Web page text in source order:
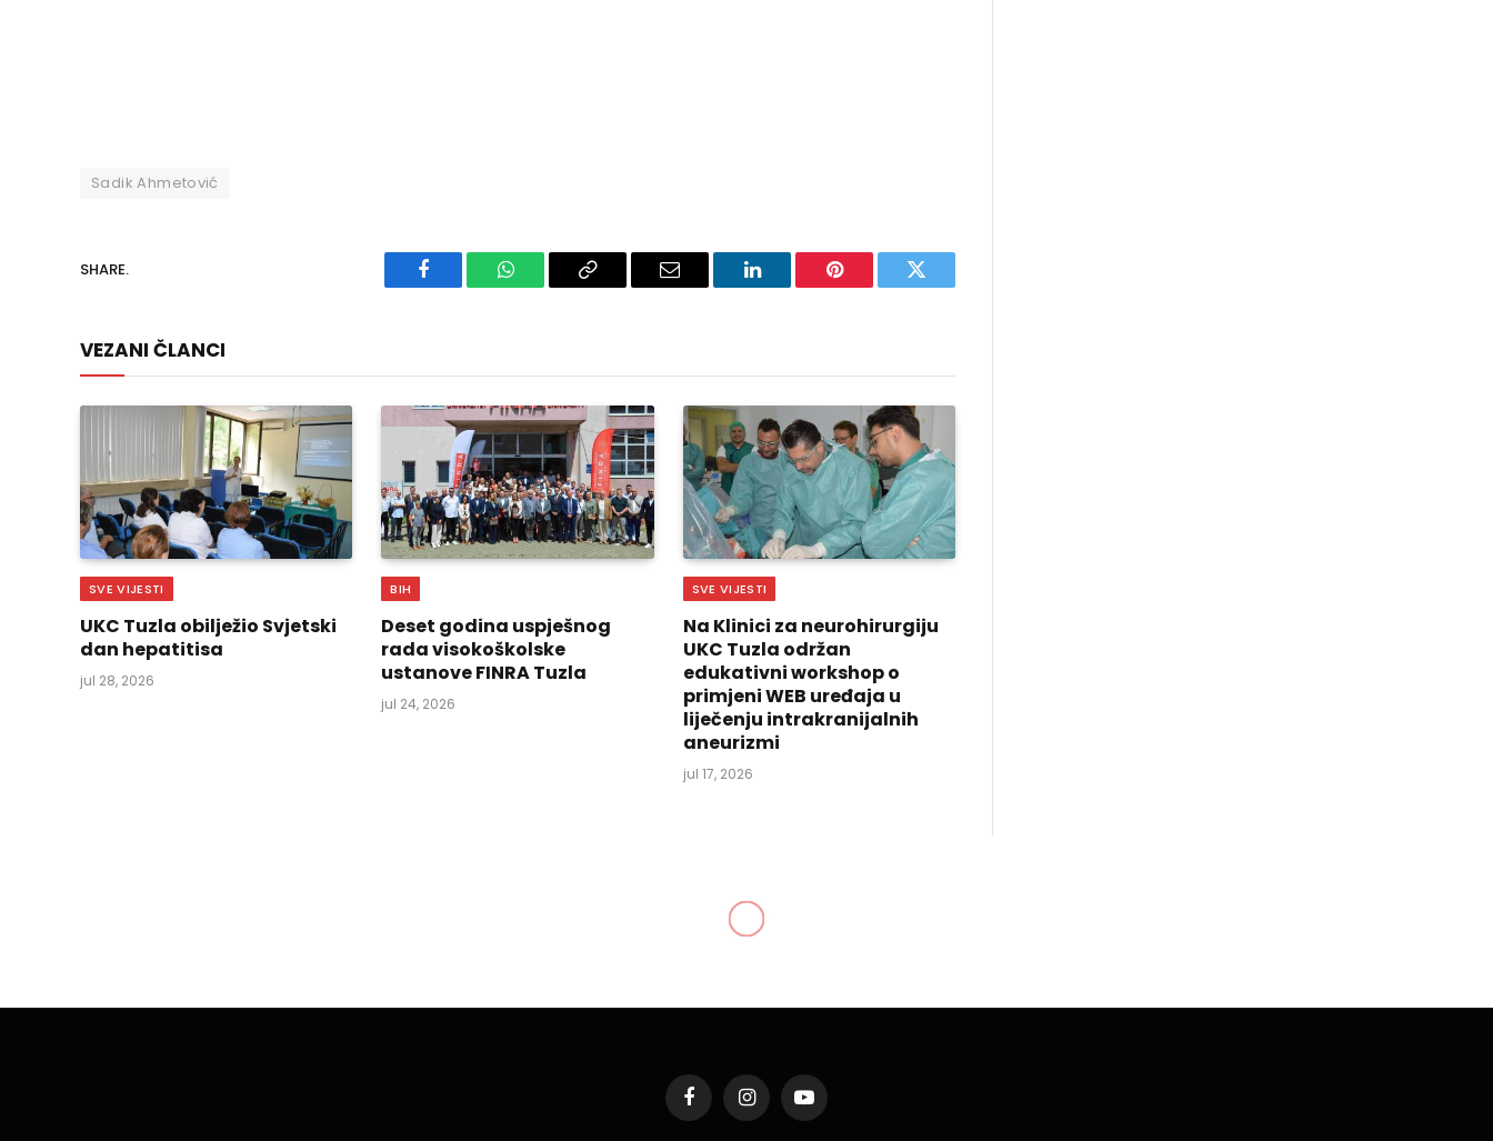
Sadik Ahmetović
SHARE.
Facebook WhatsAppCopy
Email LinkedIn Pinterest Twitter
VEZANI ČLANCI
SVE VIJESTI
UKC Tuzla obilježio Svjetski
dan hepatitisa
jul 28, 2026
BIH
Deset godina uspješnog
rada visokoškolske
ustanove FINRA Tuzla
jul 24, 2026
SVE VIJESTI
Na Klinici za neurohirurgiju
UKC Tuzla održan
edukativni workshop o
primjeni WEB uređaja u
liječenju intrakranijalnih
aneurizmi
jul 17, 2026
FacebookInstagramYouTube